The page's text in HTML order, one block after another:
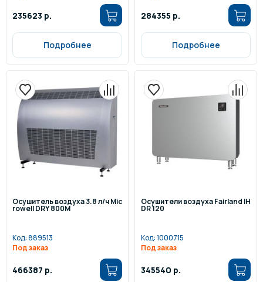
235623 р.
Подробнее
284355 р.
Подробнее
Осушитель воздуха 3.8 л/ч Mic
rowell DRY 800M
Код:889513
Под заказ
466387 р.
Осушители воздуха Fairland IH
DR 120
Код:1000715
Под заказ
345540 р.